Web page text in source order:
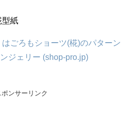
型紙
はごろもショーツ(椛)のパターン
ジェリー (shop-pro.jp)
ポンサーリンク